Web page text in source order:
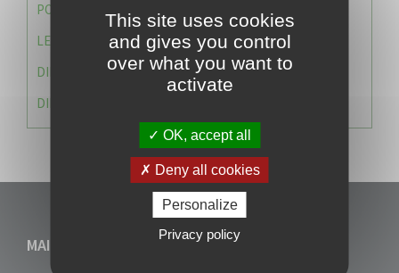
POLICE MUNICIPALE
LE CABINET DU MAIRE
DIRECTION DES RESSOURCES ET MOYENS
DIRECTION DU DEVELLOPPEMENT URBAIN DURABL
MAIRIE DU VAUCLIN
This site uses cookies
and gives you control
over what you want to
activate
OK, accept all
Deny all cookies
Personalize
Privacy policy